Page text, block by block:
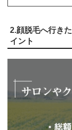
2.顔脱毛へ行き
イント